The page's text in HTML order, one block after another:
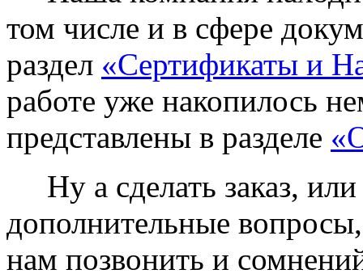
том числе и в сфере
раздел «Сертификаты и
работе уже накопилось
представлены в разделе
Ну а сделать заказ, или
дополнительные вопросы,
нам позвонить и